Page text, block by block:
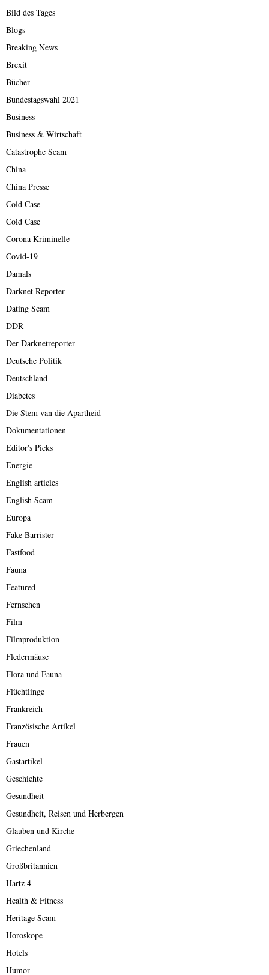
Bild des Tages
Blogs
Breaking News
Brexit
Bücher
Bundestagswahl 2021
Business
Business & Wirtschaft
Catastrophe Scam
China
China Presse
Cold Case
Cold Case
Corona Kriminelle
Covid-19
Damals
Darknet Reporter
Dating Scam
DDR
Der Darknetreporter
Deutsche Politik
Deutschland
Diabetes
Die Stem van die Apartheid
Dokumentationen
Editor's Picks
Energie
English articles
English Scam
Europa
Fake Barrister
Fastfood
Fauna
Featured
Fernsehen
Film
Filmproduktion
Fledermäuse
Flora und Fauna
Flüchtlinge
Frankreich
Französische Artikel
Frauen
Gastartikel
Geschichte
Gesundheit
Gesundheit, Reisen und Herbergen
Glauben und Kirche
Griechenland
Großbritannien
Hartz 4
Health & Fitness
Heritage Scam
Horoskope
Hotels
Humor